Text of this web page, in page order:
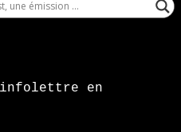
infolettre en